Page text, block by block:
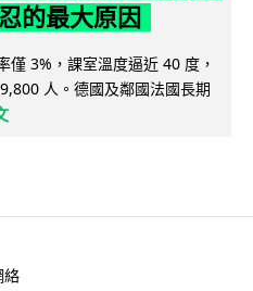
的最大原因
僅 3%，課室溫度逼近 40 度，
人。德國及鄰國法國長期
絡